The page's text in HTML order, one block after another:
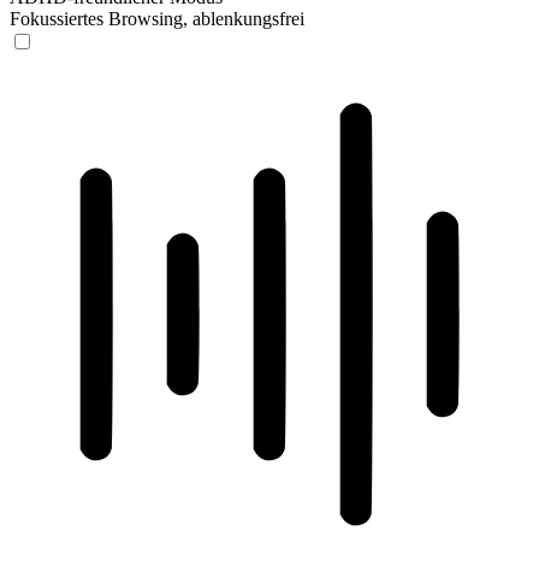
Fokussiertes Browsing, ablenkungsfrei